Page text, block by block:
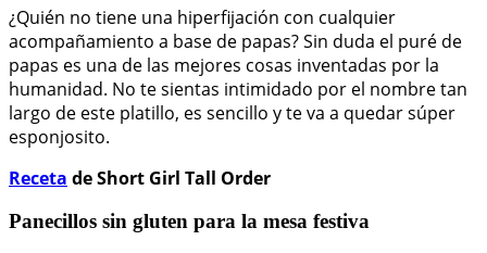
¿Quién no tiene una hiperfijación con cualquier
acompañamiento a base de papas? Sin duda el puré de
papas es una de las mejores cosas inventadas por la
humanidad. No te sientas intimidado por el nombre tan
largo de este platillo, es sencillo y te va a quedar súper
esponjosito.
Receta de Short Girl Tall Order
Panecillos sin gluten para la mesa festiva